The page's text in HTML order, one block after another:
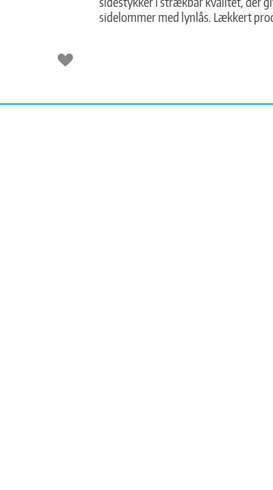
sidelommer med lynlås. Lækkert